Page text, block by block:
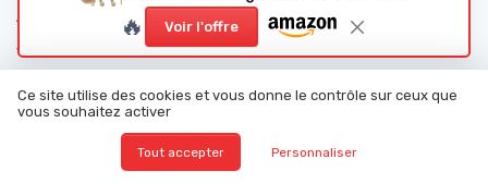
🔥 Voir l'offre
Avril 2025
Mai 2025
Juin 2025
Août 2025
Septembre 2025
Octobre 2025
Novembre 2025
Décembre 2025
Ce site utilise des cookies et vous donne le contrôle sur ceux que
vous souhaitez activer
Tout accepter Personnaliser